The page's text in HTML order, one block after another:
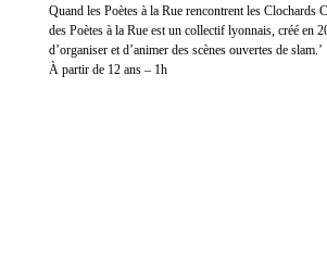
Quand les Poètes à la Rue rencontrent les Clochards
des Poètes à la Rue est un collectif lyonnais, créé en
d’organiser et d’animer des scènes ouvertes de slam.’
À partir de 12 ans – 1h